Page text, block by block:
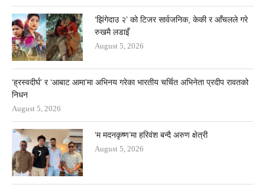
‘झिंगेदाउ २’ को टिजर सार्वजनिक, केकी र आँचलले गरे
रुखमै लडाइँ
August 5, 2026
‘ह्रस्वदीर्घ’ र ‘आबाट आमा’मा अभिनय गरेका भारतीय चर्चित अभिनेता प्रदीप रावतको
निधन
August 5, 2026
‘म मदनकृष्ण’मा हरिवंश बन्दै अरुण क्षेत्री
August 5, 2026